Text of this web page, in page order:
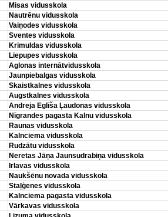
Misas vidusskola
Nautrēnu vidusskola
Vaiņodes vidusskola
Sventes vidusskola
Krimuldas vidusskola
Liepupes vidusskola
Aglonas internātvidusskola
Jaunpiebalgas vidusskola
Skaistkalnes vidusskola
Augstkalnes vidusskola
Andreja Eglīša Ļaudonas vidusskola
Nīgrandes pagasta Kalnu vidusskola
Raunas vidusskola
Kalnciema vidusskola
Rudzātu vidusskola
Neretas Jāņa Jaunsudrabiņa vidusskola
Irlavas vidusskola
Naukšēnu novada vidusskola
Staļģenes vidusskola
Kalnciema pagasta vidusskola
Vārkavas vidusskola